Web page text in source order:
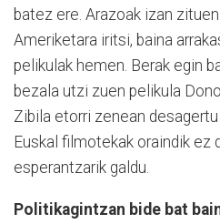
batez ere. Arazoak izan
Ameriketara iritsi, baina
pelikulak hemen. Berak egin
bezala utzi zuen pelikula
Zibila etorri zenean
Euskal filmotekak oraindik ez
esperantzarik galdu.
Politikagintzan bide bat